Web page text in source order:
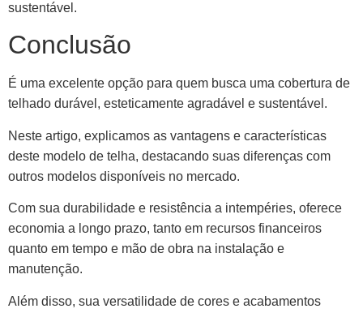
sustentável.
Conclusão
É uma excelente opção para quem busca uma cobertura de
telhado durável, esteticamente agradável e sustentável.
Neste artigo, explicamos as vantagens e características
deste modelo de telha, destacando suas diferenças com
outros modelos disponíveis no mercado.
Com sua durabilidade e resistência a intempéries, oferece
economia a longo prazo, tanto em recursos financeiros
quanto em tempo e mão de obra na instalação e
manutenção.
Além disso, sua versatilidade de cores e acabamentos